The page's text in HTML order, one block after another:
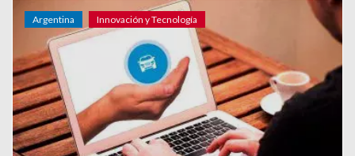
Argentina Innovación y Tecnología